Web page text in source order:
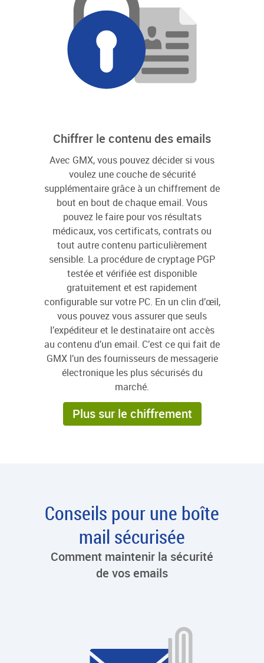
Chiffrer le contenu des emails
Avec GMX, vous pouvez décider si vous
voulez une couche de sécurité
supplémentaire grâce à un chiffrement de
bout en bout de chaque email. Vous
pouvez le faire pour vos résultats
médicaux, vos certificats, contrats ou
tout autre contenu particulièrement
sensible. La procédure de cryptage PGP
testée et vérifiée est disponible
gratuitement et est rapidement
configurable sur votre PC. En un clin d’œil,
vous pouvez vous assurer que seuls
l’expéditeur et le destinataire ont accès
au contenu d’un email. C’est ce qui fait de
GMX l’un des fournisseurs de messagerie
électronique les plus sécurisés du
marché.
Plus sur le chiffrement
Conseils pour une boîte
mail sécurisée
Comment maintenir la sécurité
de vos emails